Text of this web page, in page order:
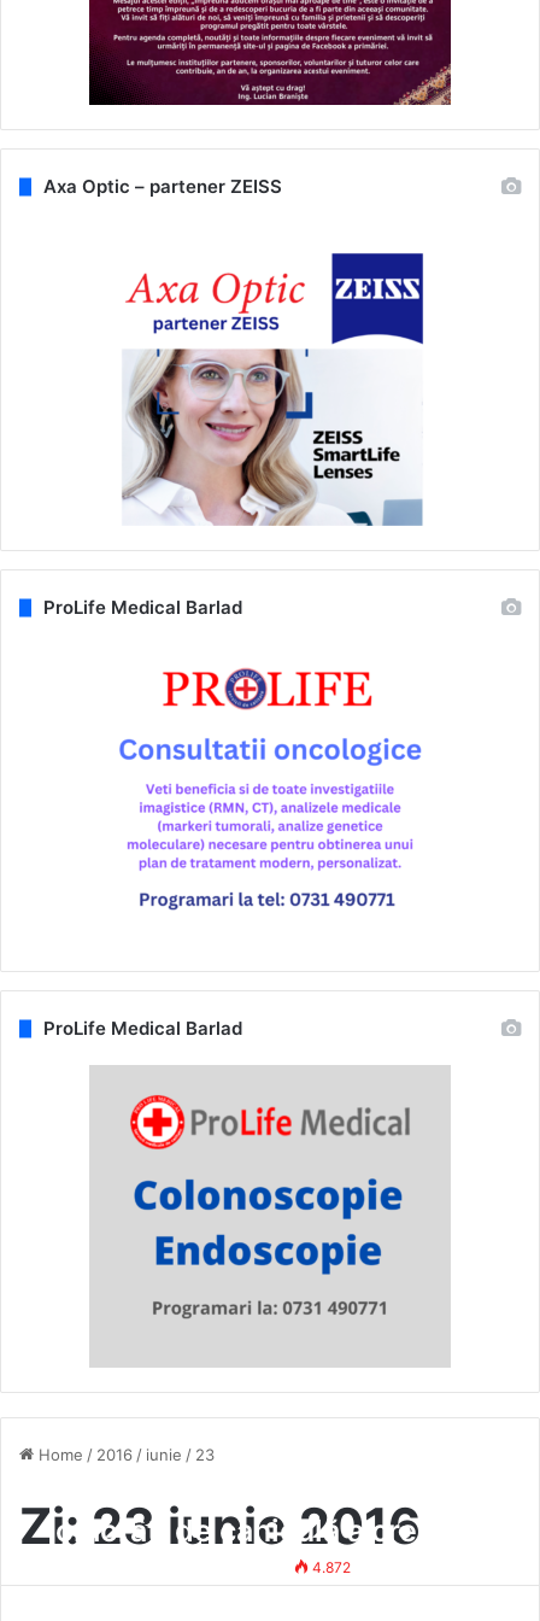
Home / 2016 / iunie / 23
Zi: 23 iunie 2016
omorâți de caniculă a crescut
4.872
Axa Optic – partener ZEISS
ProLife Medical Barlad
ProLife Medical Barlad